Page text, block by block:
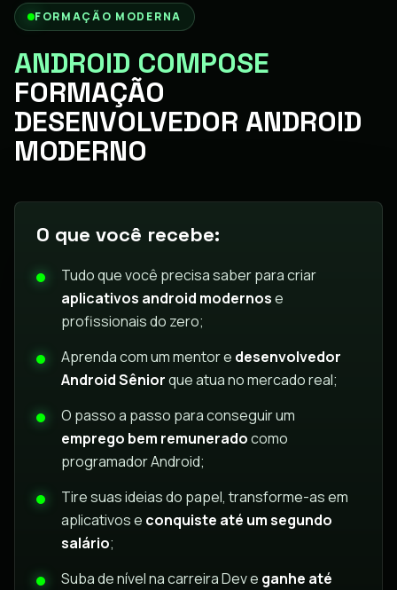
FORMAÇÃO MODERNA
ANDROID COMPOSE
FORMAÇÃO
DESENVOLVEDOR ANDROID
MODERNO
O que você recebe:
Tudo que você precisa saber para criar
aplicativos android modernose
profissionais do zero;
Aprenda com um mentor e desenvolvedor
Android Sêniorque atua no mercado real;
O passo a passo para conseguir um
emprego bem remuneradocomo
programador Android;
Tire suas ideias do papel, transforme-as em
aplicativos e conquiste até um segundo
salário;
Suba de nível na carreira Dev e ganhe até